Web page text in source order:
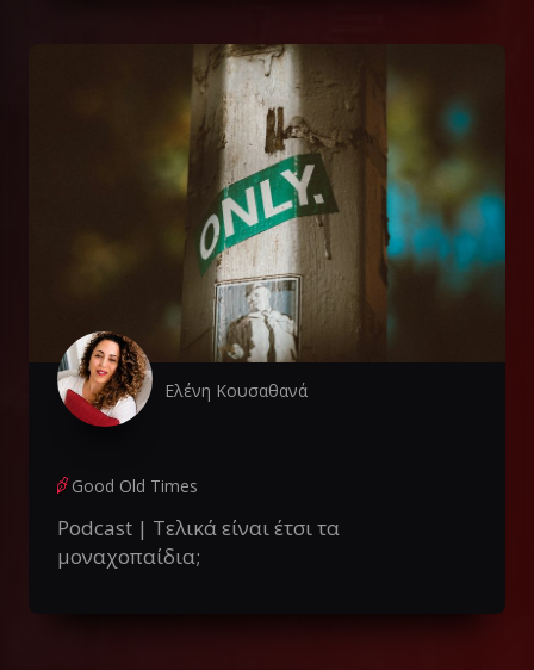
Ελένη Κουσαθανά
Good Old Times
Podcast | Τελικά είναι έτσι τα
μοναχοπαίδια;